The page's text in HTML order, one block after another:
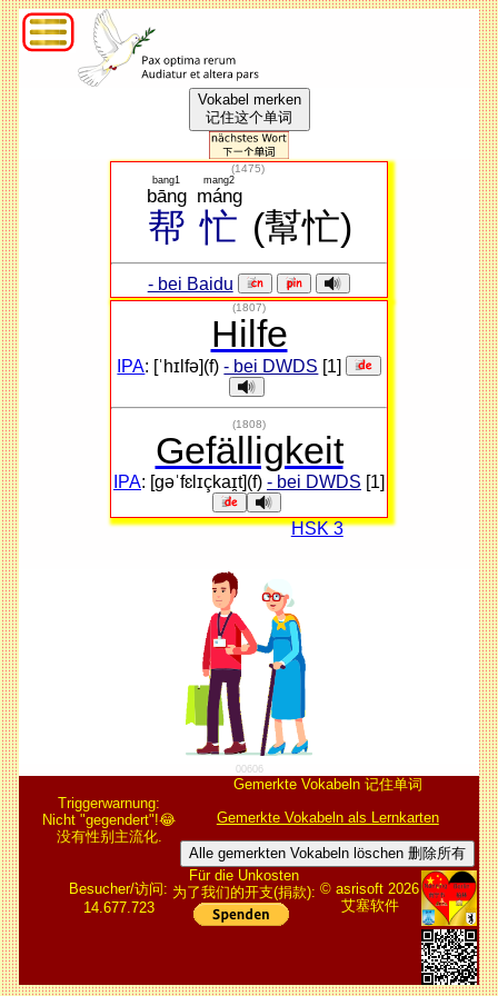
Vokabel merken
记住这个单词
(1475)
帮
bāng
bang1
忙
máng
mang2
(幫忙)
- bei Baidu
(1807)
Hilfe
IPA: [ˈhɪlfə](f) - bei DWDS [1]
(1808)
Gefälligkeit
IPA: [ɡəˈfɛlɪçkaɪ̯t](f) - bei DWDS [1]
HSK 3
00606
Triggerwarnung:
Nicht "gegendert"!😂
没有性别主流化.
Gemerkte Vokabeln 记住单词
Gemerkte Vokabeln als Lernkarten
Alle gemerkten Vokabeln löschen 删除所有
Besucher/访问:
14.677.723
Für die Unkosten
为了我们的开支(捐款): © asrisoft 2026
艾塞软件